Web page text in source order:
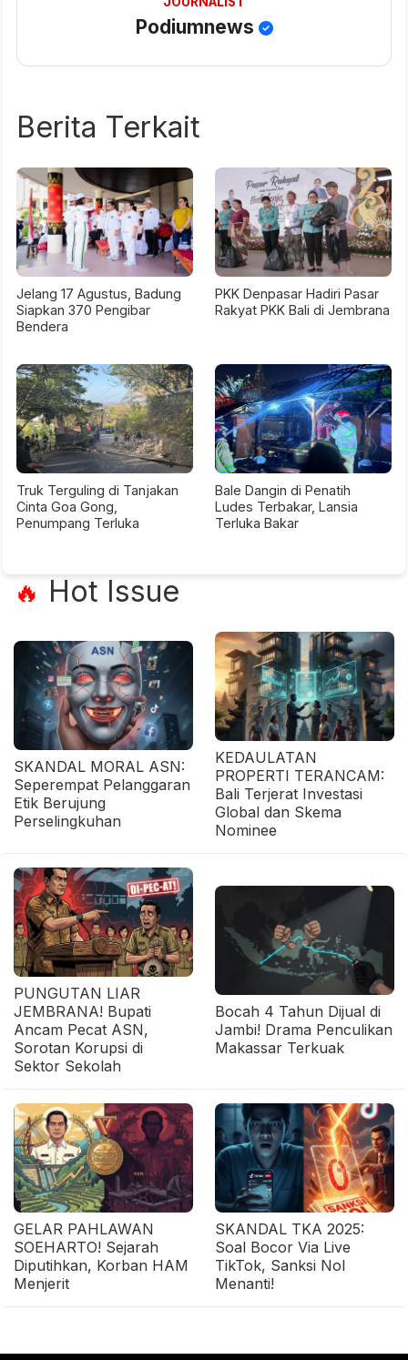
Podiumnews
Berita Terkait
Jelang 17 Agustus, Badung
Siapkan 370 Pengibar
Bendera
PKK Denpasar Hadiri Pasar
Rakyat PKK Bali di Jembrana
Truk Terguling di Tanjakan
Cinta Goa Gong,
Penumpang Terluka
Bale Dangin di Penatih
Ludes Terbakar, Lansia
Terluka Bakar
🔥 Hot Issue
SKANDAL MORAL ASN:
Seperempat Pelanggaran
Etik Berujung
Perselingkuhan
KEDAULATAN
PROPERTI TERANCAM:
Bali Terjerat Investasi
Global dan Skema
Nominee
PUNGUTAN LIAR
JEMBRANA! Bupati
Ancam Pecat ASN,
Sorotan Korupsi di
Sektor Sekolah
Bocah 4 Tahun Dijual di
Jambi! Drama Penculikan
Makassar Terkuak
GELAR PAHLAWAN
SOEHARTO! Sejarah
Diputihkan, Korban HAM
Menjerit
SKANDAL TKA 2025:
Soal Bocor Via Live
TikTok, Sanksi Nol
Menanti!